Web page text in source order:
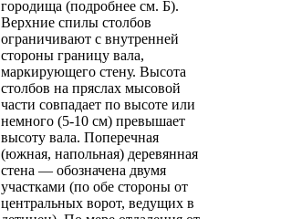
городища (подробнее см. Б).
Верхние спилы столбов
ограничивают с внутренней
стороны границу вала,
маркирующего стену. Высота
столбов на пряслах мысовой
части совпадает по высоте или
немного (5-10 см) превышает
высоту вала. Поперечная
(южная, напольная) деревянная
стена — обозначена двумя
участками (по обе стороны от
центральных ворот, ведущих в